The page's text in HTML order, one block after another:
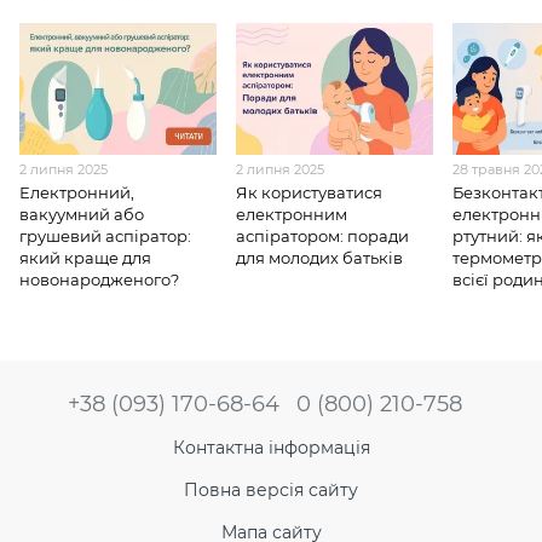
2 липня 2025
Електронний,
вакуумний або
грушевий аспіратор:
який краще для
новонародженого?
2 липня 2025
Як користуватися
електронним
аспіратором: поради
для молодих батьків
28 травня
ртутний:
всієї
+38 (093) 170-68-64 0 (800) 210-758
Контактна інформація
Повна версія сайту
Мапа сайту